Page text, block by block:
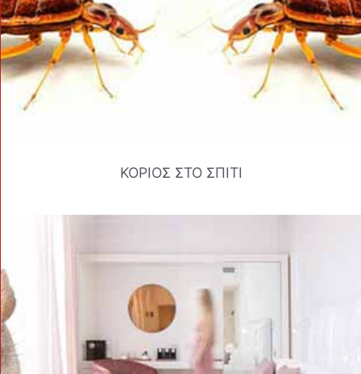
ΚΟΡΙΟΣ ΣΤΟ ΣΠΙΤΙ